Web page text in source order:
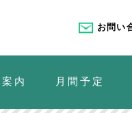
お問い
内 月間予定